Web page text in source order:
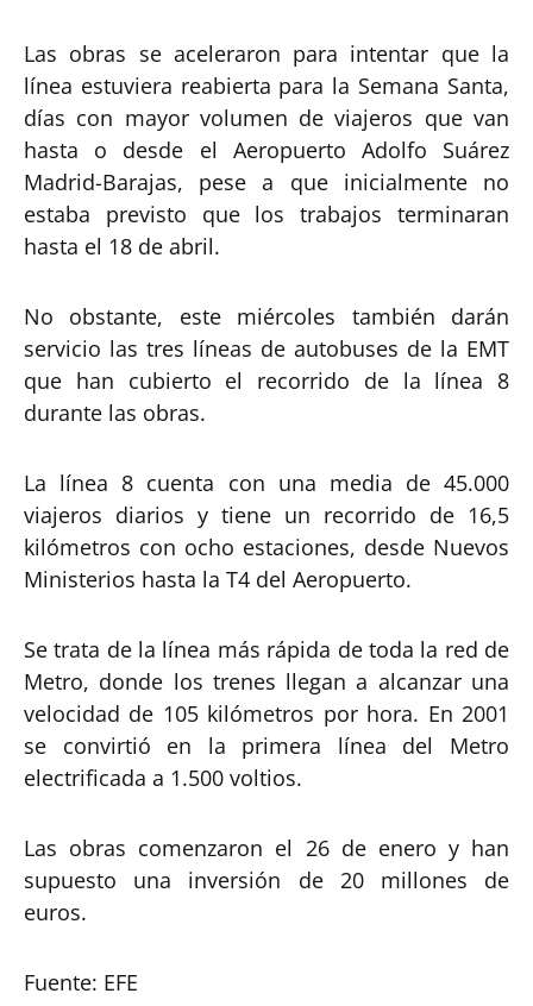
Las obras se aceleraron para intentar que la
línea estuviera reabierta para la Semana Santa,
días con mayor volumen de viajeros que van
hasta o desde el Aeropuerto Adolfo Suárez
Madrid-Barajas, pese a que inicialmente no
estaba previsto que los trabajos terminaran
hasta el 18 de abril.
No obstante, este miércoles también darán
servicio las tres líneas de autobuses de la EMT
que han cubierto el recorrido de la línea 8
durante las obras.
La línea 8 cuenta con una media de 45.000
viajeros diarios y tiene un recorrido de 16,5
kilómetros con ocho estaciones, desde Nuevos
Ministerios hasta la T4 del Aeropuerto.
Se trata de la línea más rápida de toda la red de
Metro, donde los trenes llegan a alcanzar una
velocidad de 105 kilómetros por hora. En 2001
se convirtió en la primera línea del Metro
electrificada a 1.500 voltios.
Las obras comenzaron el 26 de enero y han
supuesto una inversión de 20 millones de
euros.
Fuente: EFE